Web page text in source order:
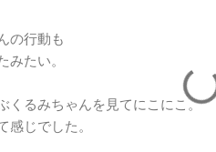
の行動も
みたい。
くるみちゃんを見てにこにこ。
感じでした。